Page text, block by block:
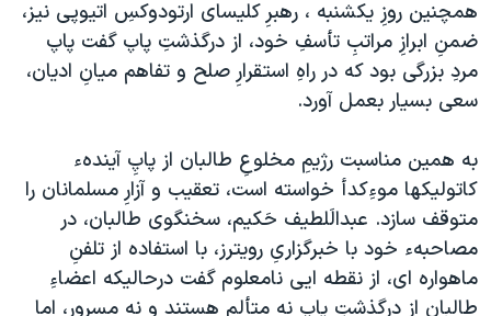
فرهنگ و زندگی
حقوق شهروندی
اقتصادی
اسرائیل در جنگ
گالری عکس
آرشیو پخش زنده
مستندها
انتخابات ریاست جمهوری آمریکا ۲۰۲۴
حمله جمهوری اسلامی به اسرائیل
ورزش زنان در ایران
اعتراضات زن، زندگی، آزادی
مجموعه مستندهای دادخواهی
تریبونال مردمی آبان ۹۸
دنبال کنید
زبانهای مختلف
همچنين روزِ يکشنبه ، رهبرِ کليسای ارتودوکسِ اتيوپی نيز،
ضمنِ ابرازِ مراتبِ تأسفِ خود، از درگذشتِ پاپ گفت پاپ
مردِ بزرگی بود که در راهِ استقرارِ صلح و تفاهم ميانِ اديان،
سعی بسيار بعمل آورد.
به همين مناسبت رژيمِ مخلوعِ طالبان از پاپِ آيندهء
کاتوليکها موءِکدأ خواسته است، تعقيب و آزارِ مسلمانان را
متوقف سازد. عبدالَلطيف حَکيم، سخنگوی طالبان، در
مصاحبهء خود با خبرگزاریِ رويترز، با استفاده از تلفنِ
ماهواره ای، از نقطه ايی نامعلوم گفت درحاليکه اعضاءِ
طالبان از درگذشتِ پاپ نه متألم هستند و نه مسرور، اما